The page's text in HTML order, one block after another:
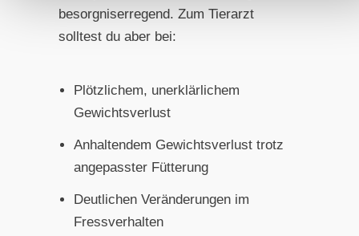
besorgniserregend. Zum Tierarzt
solltest du aber bei:
Plötzlichem, unerklärlichem
Gewichtsverlust
Anhaltendem Gewichtsverlust trotz
angepasster Fütterung
Deutlichen Veränderungen im
Fressverhalten